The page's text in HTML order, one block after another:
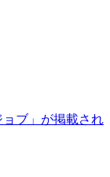
ブ」が掲載され